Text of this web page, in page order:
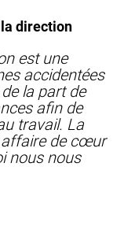
direction
est une
accidentées
la part de
afin de
travail. La
affaire de cœur
nous nous